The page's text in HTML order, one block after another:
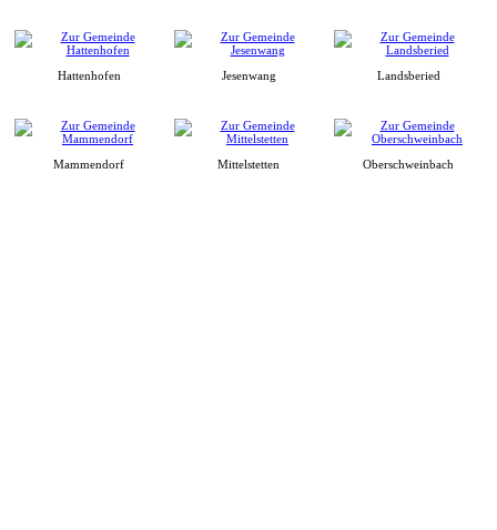
Hattenhofen Jesenwang Landsberied
Mammendorf Mittelstetten Oberschweinbach